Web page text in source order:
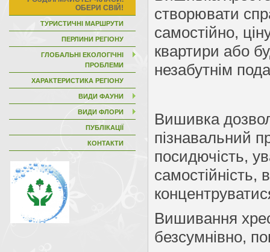
ТУРИСТИЧНІ МАРШРУТИ
ПЕРЛИНИ РЕГІОНУ
ГЛОБАЛЬНІ ЕКОЛОГІЧНІ
ПРОБЛЕМИ
ХАРАКТЕРИСТИКА РЕГІОНУ
ВИДИ ФАУНИ
ВИДИ ФЛОРИ
ПУБЛІКАЦІЇ
КОНТАКТИ
створювати
самостійно,
квартири або
незабутнім
Вишивка
пізнавальний
посидючість,
самостійність,
Вишивання
безсумнівно,